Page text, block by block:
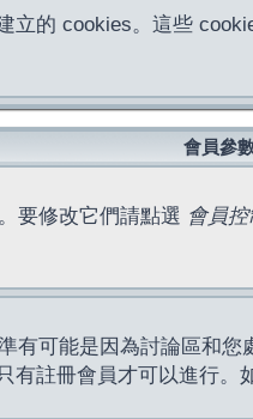
立的 cookies。這些
會員參
要修改它們請點選 會員
有可能是因為討論區和
註冊會員才可以進行。